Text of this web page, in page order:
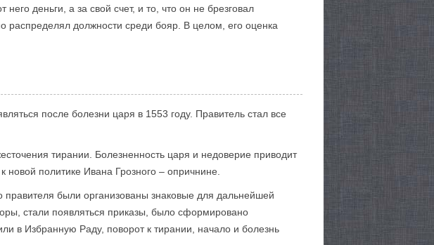
деньги, а за свой счет, и то, что он не брезговал
распределял должности среди бояр. В целом, его оценка
после болезни царя в 1553 году. Правитель стал все
тирании. Болезненность царя и недоверие приводит
политике Ивана Грозного – опричнине.
правителя были организованы знаковые для дальнейшей
стали появляться приказы, было сформировано
в Избранную Раду, поворот к тирании, начало и болезнь